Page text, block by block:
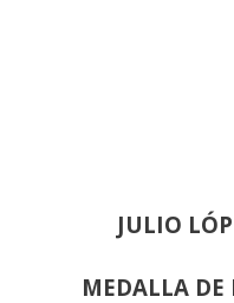
JULIO
MEDALLA DE